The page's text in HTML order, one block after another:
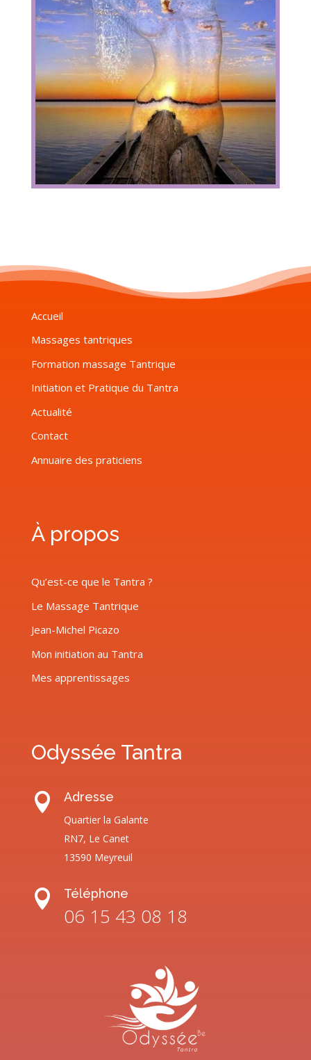
Accueil
Massages tantriques
Formation massage Tantrique
Initiation et Pratique du Tantra
Actualité
Contact
Annuaire des praticiens
À propos
Qu’est-ce que le Tantra ?
Le Massage Tantrique
Jean-Michel Picazo
Mon initiation au Tantra
Mes apprentissages
Odyssée Tantra
 Adresse
Quartier la Galante
RN7, Le Canet
13590 Meyreuil
 Téléphone
06 15 43 08 18